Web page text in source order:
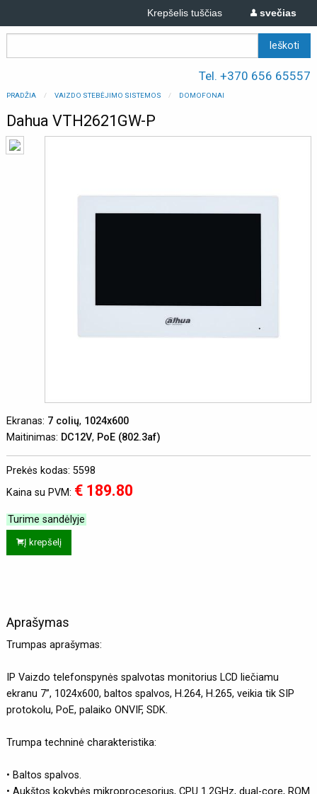
svečias
Krepšelis tuščias
Tel. +370 656 65557
PRADŽIA VAIZDO STEBĖJIMO SISTEMOS DOMOFONAI
Dahua VTH2621GW-P
Ekranas: 7 colių, 1024x600
Maitinimas: DC12V, PoE (802.3af)
Prekės kodas: 5598
Kaina su PVM: € 189.80
Turime sandėlyje
Į krepšelį
Aprašymas
Trumpas aprašymas:
IP Vaizdo telefonspynės spalvotas monitorius LCD liečiamu
ekranu 7”, 1024x600, baltos spalvos, H.264, H.265, veikia tik SIP
protokolu, PoE, palaiko ONVIF, SDK.
Trumpa techninė charakteristika:
• Baltos spalvos.
• Aukštos kokybės mikroprocesorius, CPU 1.2GHz, dual-core, ROM